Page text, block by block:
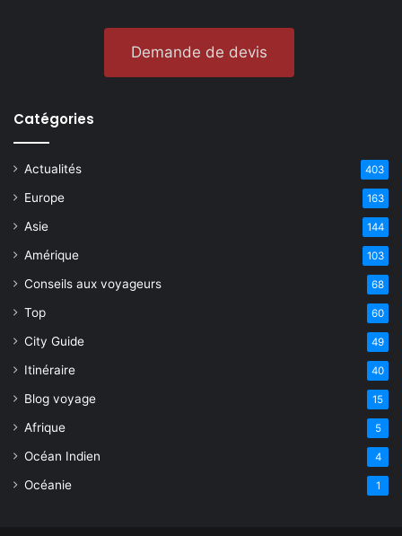
Demande de devis
Catégories
Actualités 403
Europe 163
Asie 144
Amérique 103
Conseils aux voyageurs 68
Top 60
City Guide 49
Itinéraire 40
Blog voyage 15
Afrique 5
Océan Indien 4
Océanie 1